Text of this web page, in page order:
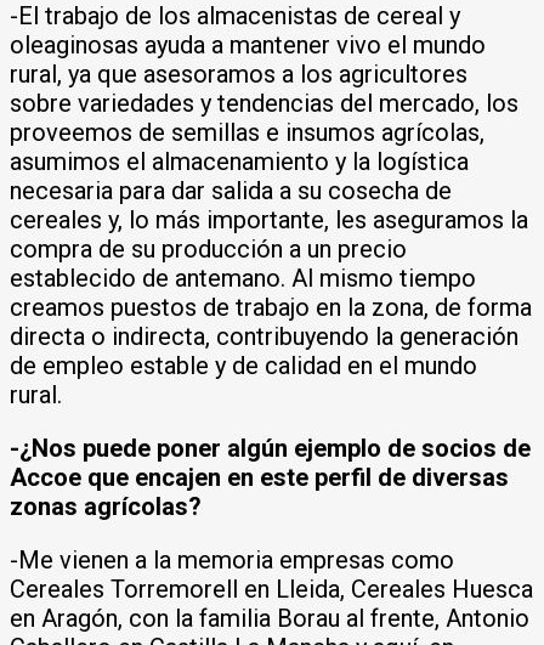
-El trabajo de los almacenistas de cereal y
oleaginosas ayuda a mantener vivo el mundo
rural, ya que asesoramos a los agricultores
sobre variedades y tendencias del mercado, los
proveemos de semillas e insumos agrícolas,
asumimos el almacenamiento y la logística
necesaria para dar salida a su cosecha de
cereales y, lo más importante, les aseguramos la
compra de su producción a un precio
establecido de antemano. Al mismo tiempo
creamos puestos de trabajo en la zona, de forma
directa o indirecta, contribuyendo la generación
de empleo estable y de calidad en el mundo
rural.
-¿Nos puede poner algún ejemplo de socios de
Accoe que encajen en este perfil de diversas
zonas agrícolas?
-Me vienen a la memoria empresas como
Cereales Torremorell en Lleida, Cereales Huesca
en Aragón, con la familia Borau al frente, Antonio